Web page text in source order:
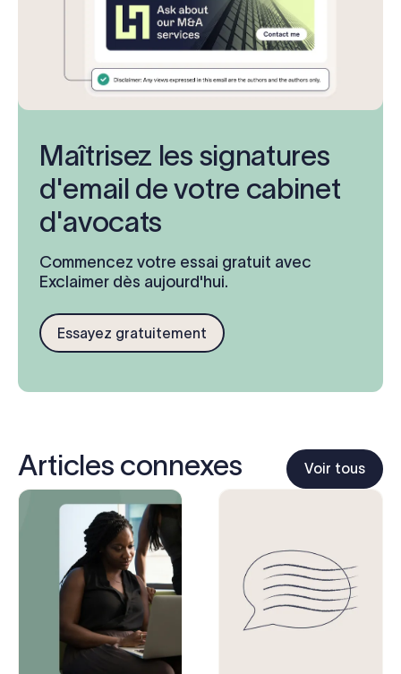
Maîtrisez les signatures
d'email de votre cabinet
d'avocats
Commencez votre essai gratuit avec
Exclaimer dès aujourd'hui.
Essayez gratuitement
Articles connexes Voir tous